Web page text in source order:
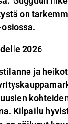
on
2026
ja
Kilpailu